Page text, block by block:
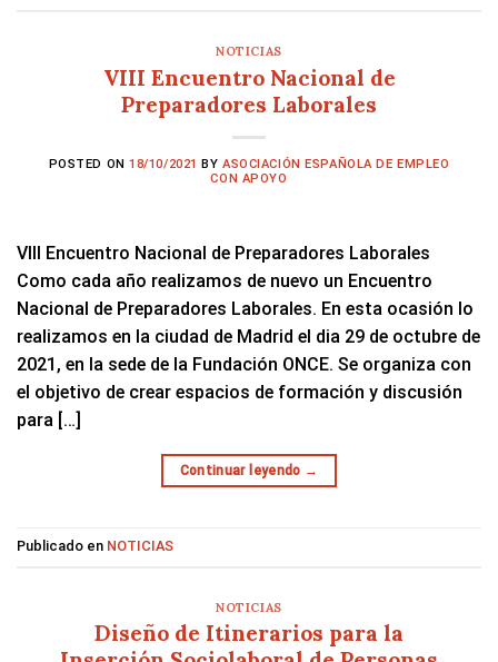
NOTICIAS
VIII Encuentro Nacional de
Preparadores Laborales
POSTED ON18/10/2021 BYASOCIACIÓN ESPAÑOLA DE EMPLEO
CON APOYO
VIII Encuentro Nacional de Preparadores Laborales
Como cada año realizamos de nuevo un Encuentro
Nacional de Preparadores Laborales. En esta ocasión lo
realizamos en la ciudad de Madrid el dia 29 de octubre de
2021, en la sede de la Fundación ONCE. Se organiza con
el objetivo de crear espacios de formación y discusión
para […]
Continuar leyendo →
Publicado en NOTICIAS
NOTICIAS
Diseño de Itinerarios para la